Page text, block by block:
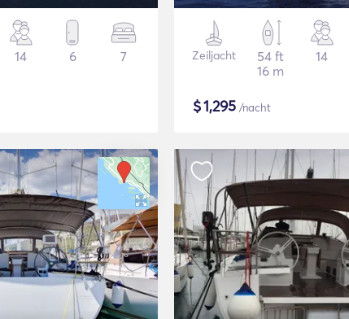
14 6 7 Zeiljacht
54 ft
16 m
14
$1,295 /nacht